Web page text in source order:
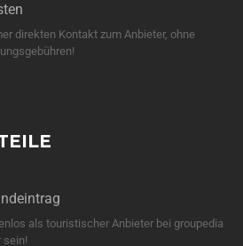
direkten Kontakt zum Anbieter, ohne
als touristischer Anbieter bei groupedia
sein!